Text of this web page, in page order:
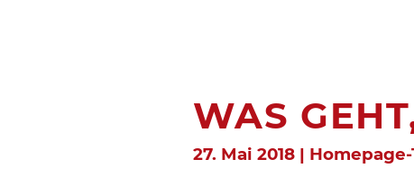
WAS
27. Mai 2018 |